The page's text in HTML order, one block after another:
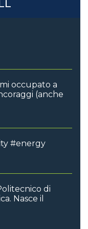
occupato a
(anche
#energy
di
Nasce il